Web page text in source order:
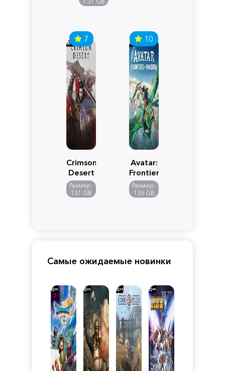
7
Crimson
Desert
Размер:
131 GB
10
Avatar:
Frontiers
of
Pandora
Размер:
136 GB
Самые ожидаемые новинки